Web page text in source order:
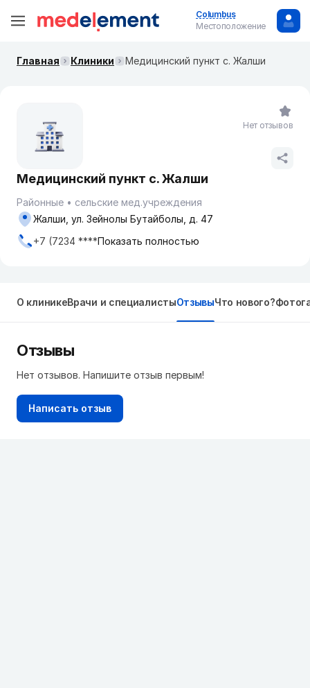
Columbus
Местоположение
Главная Клиники Медицинский пункт с. Жалши
Медицинский пункт с. Жалши
Районные
сельские мед.учреждения
Жалши, ул. Зейнолы Бутайболы, д. 47
+7 (7234 ****Показать полностью
Нет отзывов
О клиникеВрачи и специалистыОтзывыЧто нового?
Отзывы
Нет отзывов. Напишите отзыв первым!
Написать отзыв